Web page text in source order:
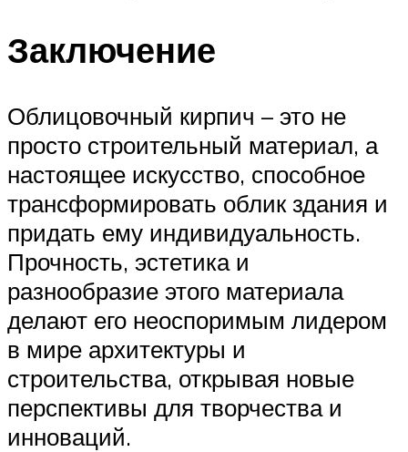
Заключение
Облицовочный кирпич – это не
просто строительный материал, а
настоящее искусство, способное
трансформировать облик здания и
придать ему индивидуальность.
Прочность, эстетика и
разнообразие этого материала
делают его неоспоримым лидером
в мире архитектуры и
строительства, открывая новые
перспективы для творчества и
инноваций.